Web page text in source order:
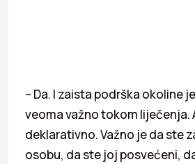
– Da. I zaista podrška okoline
veoma važno tokom liječenja.
deklarativno. Važno je da ste
osobu, da ste joj posvećeni,